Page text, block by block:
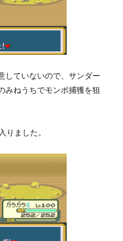
していないので、サンダー
みねうちでモンボ捕獲を狙
りました。